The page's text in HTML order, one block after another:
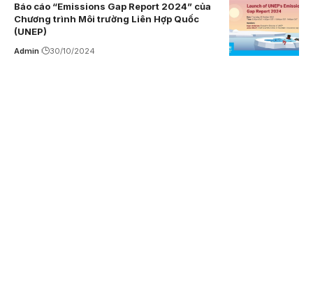
Báo cáo “Emissions Gap Report 2024” của
Chương trình Môi trường Liên Hợp Quốc
(UNEP)
Admin 30/10/2024